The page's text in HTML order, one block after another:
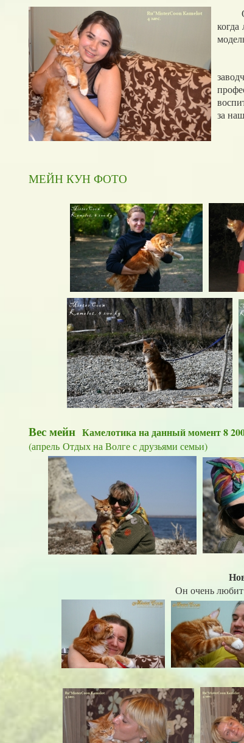
за
МЕЙН КУН ФОТО
Вес мейн Камелотика на данный момент 8
(апрель Отдых на Волге с друзьями семьи)
Он очень любит